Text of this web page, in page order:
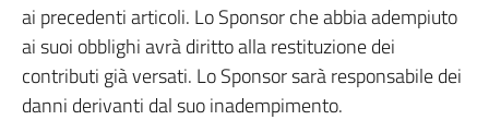
ai precedenti articoli. Lo Sponsor che abbia adempiuto
ai suoi obblighi avrà diritto alla restituzione dei
contributi già versati. Lo Sponsor sarà responsabile dei
danni derivanti dal suo inadempimento.